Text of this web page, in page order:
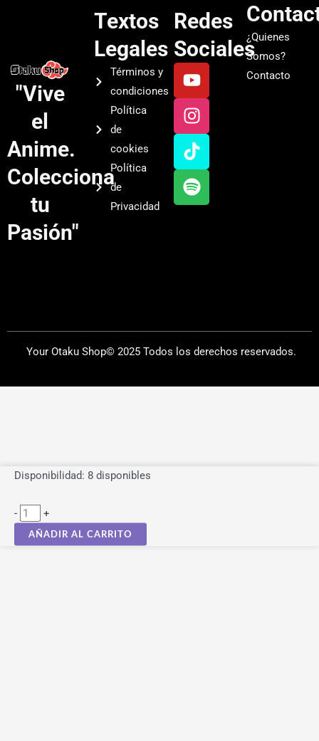
"Vive
el
Anime.
Colecciona
tu
Pasión"
Textos
Legales
Términos y
condiciones
Política
de
cookies
Política
de
Privacidad
Redes
Sociales
Y
o
u
t
u
b
e
I
n
s
t
a
g
r
a
T
i
k
t
o
k
S
p
o
t
i
f
y
¿Quienes
Somos?
Contacto
Your Otaku Shop© 2025 Todos los derechos reservados.
Disponibilidad: 8 disponibles
-
Lampara
Flower-
Flower
+
AÑADIR AL CARRITO